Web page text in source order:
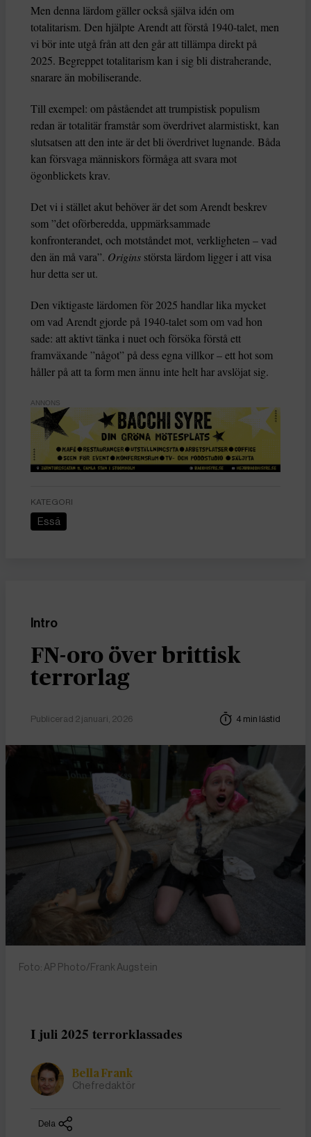
Men denna lärdom gäller också själva idén om
totalitarism. Den hjälpte Arendt att förstå 1940-talet, men
vi bör inte utgå från att den går att tillämpa direkt på
2025. Begreppet totalitarism kan i sig bli distraherande,
snarare än mobiliserande.
Till exempel: om påståendet att trumpistisk populism
redan är totalitär framstår som överdrivet alarmistiskt, kan
slutsatsen att den inte är det bli överdrivet lugnande. Båda
kan försvaga människors förmåga att svara mot
ögonblickets krav.
Det vi i stället akut behöver är det som Arendt beskrev
som ”det oförberedda, uppmärksammade
konfronterandet, och motståndet mot, verkligheten – vad
den än må vara”. Origins största lärdom ligger i att visa
hur detta ser ut.
Den viktigaste lärdomen för 2025 handlar lika mycket
om vad Arendt gjorde på 1940-talet som om vad hon
sade: att aktivt tänka i nuet och försöka förstå ett
framväxande ”något” på dess egna villkor – ett hot som
håller på att ta form men ännu inte helt har avslöjat sig.
ANNONS
KATEGORI
Essä
Intro
FN-oro över brittisk
terrorlag
Publicerad 2 januari, 2026 4 min lästid
Foto: AP Photo/Frank Augstein
I juli 2025 terrorklassades
Bella Frank
Chefredaktör
Dela